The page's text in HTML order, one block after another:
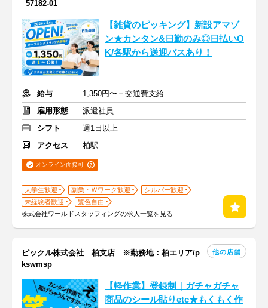
_57182-01
【雑貨のピッキング】新設アマゾ
ン★カンタン&日勤のみ◎日払いO
K/各駅から送迎バスあり！
給与
1,350円〜＋交通費支給
雇用形態
派遣社員
シフト
週1日以上
アクセス
柏駅
オンライン面接可
大学生歓迎 副業・Ｗワーク歓迎
シルバー歓迎
未経験者歓迎
髪色自由
株式会社ワールドスタッフィングの求人一覧を見る
ピックル株式会社 柏支店 ※勤務地：柏エリア/p
kswmsp
他の店舗
【軽作業】登録制｜ガチャガチャ
商品のシール貼りetc★もくもく作